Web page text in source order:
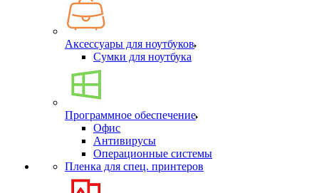
Аксессуары для ноутбуков
Сумки для ноутбука
Программное обеспечение
Офис
Антивирусы
Операционные системы
Пленка для спец. принтеров